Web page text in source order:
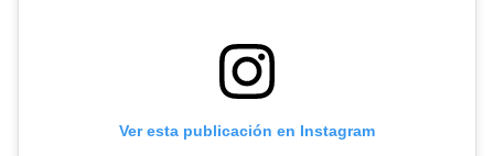
Ver esta publicación en Instagram